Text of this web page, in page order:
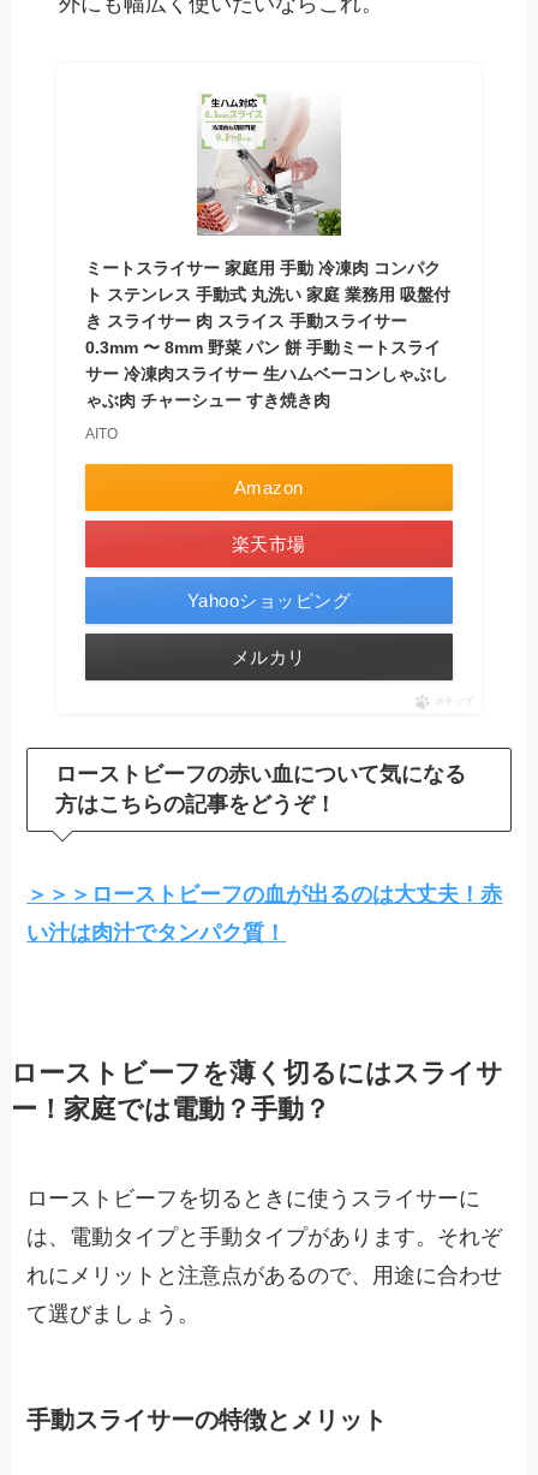
ミートスライサー 家庭用 手動 冷凍肉 コンパク
ト ステンレス 手動式 丸洗い 家庭 業務用 吸盤付
き スライサー 肉 スライス 手動スライサー
0.3mm 〜 8mm 野菜 パン 餅 手動ミートスライ
サー 冷凍肉スライサー 生ハムベーコンしゃぶし
ゃぶ肉 チャーシュー すき焼き肉
AITO
Amazon
楽天市場
Yahooショッピング
メルカリ
ポチップ
ローストビーフの赤い血について気になる
方はこちらの記事をどうぞ！
＞＞＞ローストビーフの血が出るのは大丈夫！赤
い汁は肉汁でタンパク質！
ローストビーフを薄く切るにはスライサ
ー！家庭では電動？手動？
ローストビーフを切るときに使うスライサーに
は、電動タイプと手動タイプがあります。それぞ
れにメリットと注意点があるので、用途に合わせ
て選びましょう。
手動スライサーの特徴とメリット